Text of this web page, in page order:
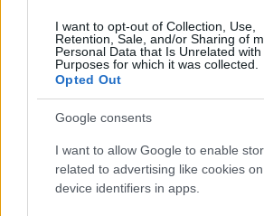
I want to opt-out of Collection, Use,
Retention, Sale, and/or Sharing of
Personal Data that Is Unrelated
Purposes for which it was collected.
Opted Out
Google consents
I want to allow Google to enable
related to advertising like cookies
device identifiers in apps.
Cómo elegir una carrera
emergentes y
Descubre cómo elegir la mejor opción en
CIENCIA Y TECNOLOGÍA